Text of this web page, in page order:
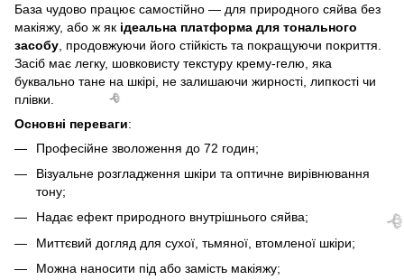
База чудово працює самостійно — для природного сяйва без
макіяжу, або ж як ідеальна платформа для тонального
засобу , продовжуючи його стійкість та покращуючи покриття.
Засіб має легку, шовковисту текстуру крему-гелю, яка
буквально тане на шкірі, не залишаючи жирності, липкості чи
плівки.
Основні переваги:
Професійне зволоження до 72 годин;
Візуальне розгладження шкіри та оптичне вирівнювання
тону;
Надає ефект природного внутрішнього сяйва;
Миттєвий догляд для сухої, тьмяної, втомленої шкіри;
Можна наносити під або замість макіяжу;